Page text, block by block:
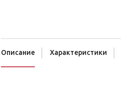
Описание Характеристики